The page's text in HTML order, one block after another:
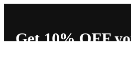
Get 10% OFF